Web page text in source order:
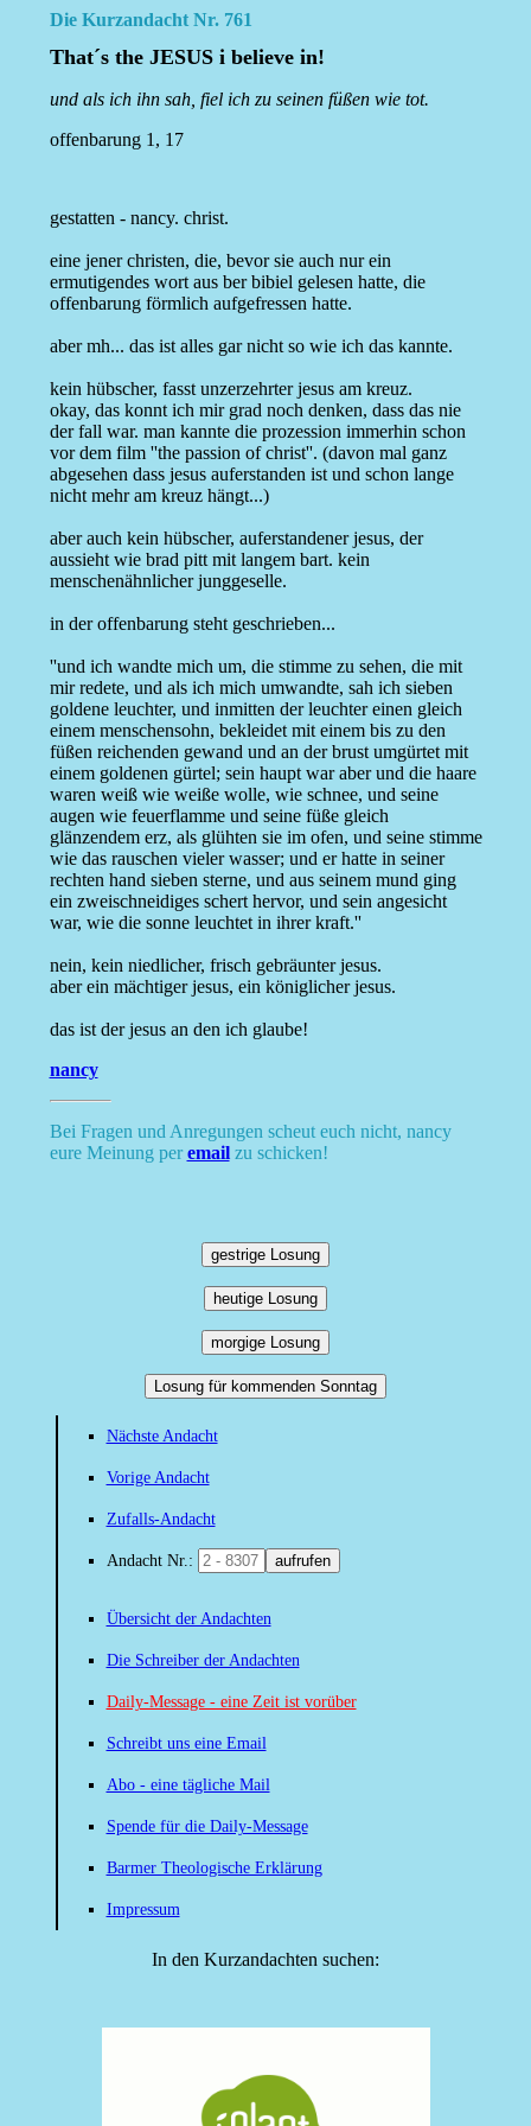
Die Kurzandacht Nr. 761
That´s the JESUS i believe in!
und als ich ihn sah, fiel ich zu seinen füßen wie tot.
offenbarung 1, 17
gestatten - nancy. christ.
eine jener christen, die, bevor sie auch nur ein
ermutigendes wort aus ber bibiel gelesen hatte, die
offenbarung förmlich aufgefressen hatte.
aber mh... das ist alles gar nicht so wie ich das kannte.
kein hübscher, fasst unzerzehrter jesus am kreuz.
okay, das konnt ich mir grad noch denken, dass das nie
der fall war. man kannte die prozession immerhin schon
vor dem film ''the passion of christ''. (davon mal ganz
abgesehen dass jesus auferstanden ist und schon lange
nicht mehr am kreuz hängt...)
aber auch kein hübscher, auferstandener jesus, der
aussieht wie brad pitt mit langem bart. kein
menschenähnlicher junggeselle.
in der offenbarung steht geschrieben...
''und ich wandte mich um, die stimme zu sehen, die mit
mir redete, und als ich mich umwandte, sah ich sieben
goldene leuchter, und inmitten der leuchter einen gleich
einem menschensohn, bekleidet mit einem bis zu den
füßen reichenden gewand und an der brust umgürtet mit
einem goldenen gürtel; sein haupt war aber und die haare
waren weißwie weiße wolle, wie schnee, und seine
augen wie feuerflammeund seine füße gleich
glänzendem erz, als glühten sie im ofen, und seine stimme
wie das rauschen vieler wasser; und er hatte in seiner
rechten hand sieben sterne, und aus seinem mund ging
ein zweischneidiges scherthervor, und sein angesicht
war, wie die sonneleuchtet in ihrer kraft.''
nein, kein niedlicher, frisch gebräunter jesus.
aber ein mächtiger jesus, ein königlicher jesus.
das ist der jesus an den ich glaube!
nancy
Bei Fragen und Anregungen scheut euch nicht, nancy
eure Meinung peremailzu schicken!
gestrige Losung
heutige Losung
morgige Losung
Losung für kommenden Sonntag
Nächste Andacht
Vorige Andacht
Zufalls-Andacht
Andacht Nr.: aufrufen
Übersicht der Andachten
Die Schreiber der Andachten
Daily-Message - eine Zeit ist vorüber
Schreibt uns eine Email
Abo - eine tägliche Mail
Spende für die Daily-Message
Barmer Theologische Erklärung
Impressum
In den Kurzandachten suchen: